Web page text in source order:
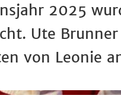
2025
Ute
von Leonie